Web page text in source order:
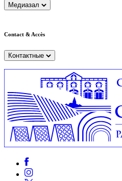
Медиазал
Contact & Accès
Контактные